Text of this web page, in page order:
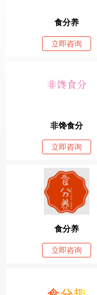
食分养
立即咨询
非馋食分
立即咨询
食分养
立即咨询